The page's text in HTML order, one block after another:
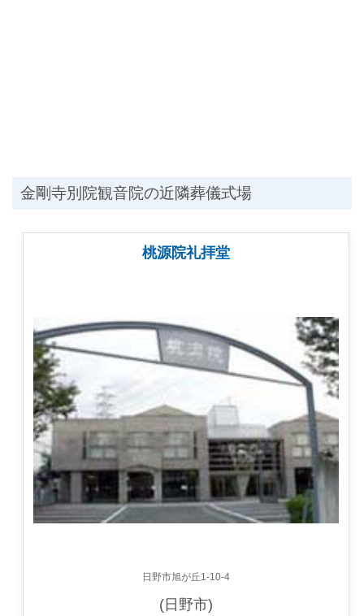
金剛寺別院観音院の近隣葬儀式場
桃源院礼拝堂
日野市旭が丘1-10-4
(日野市)